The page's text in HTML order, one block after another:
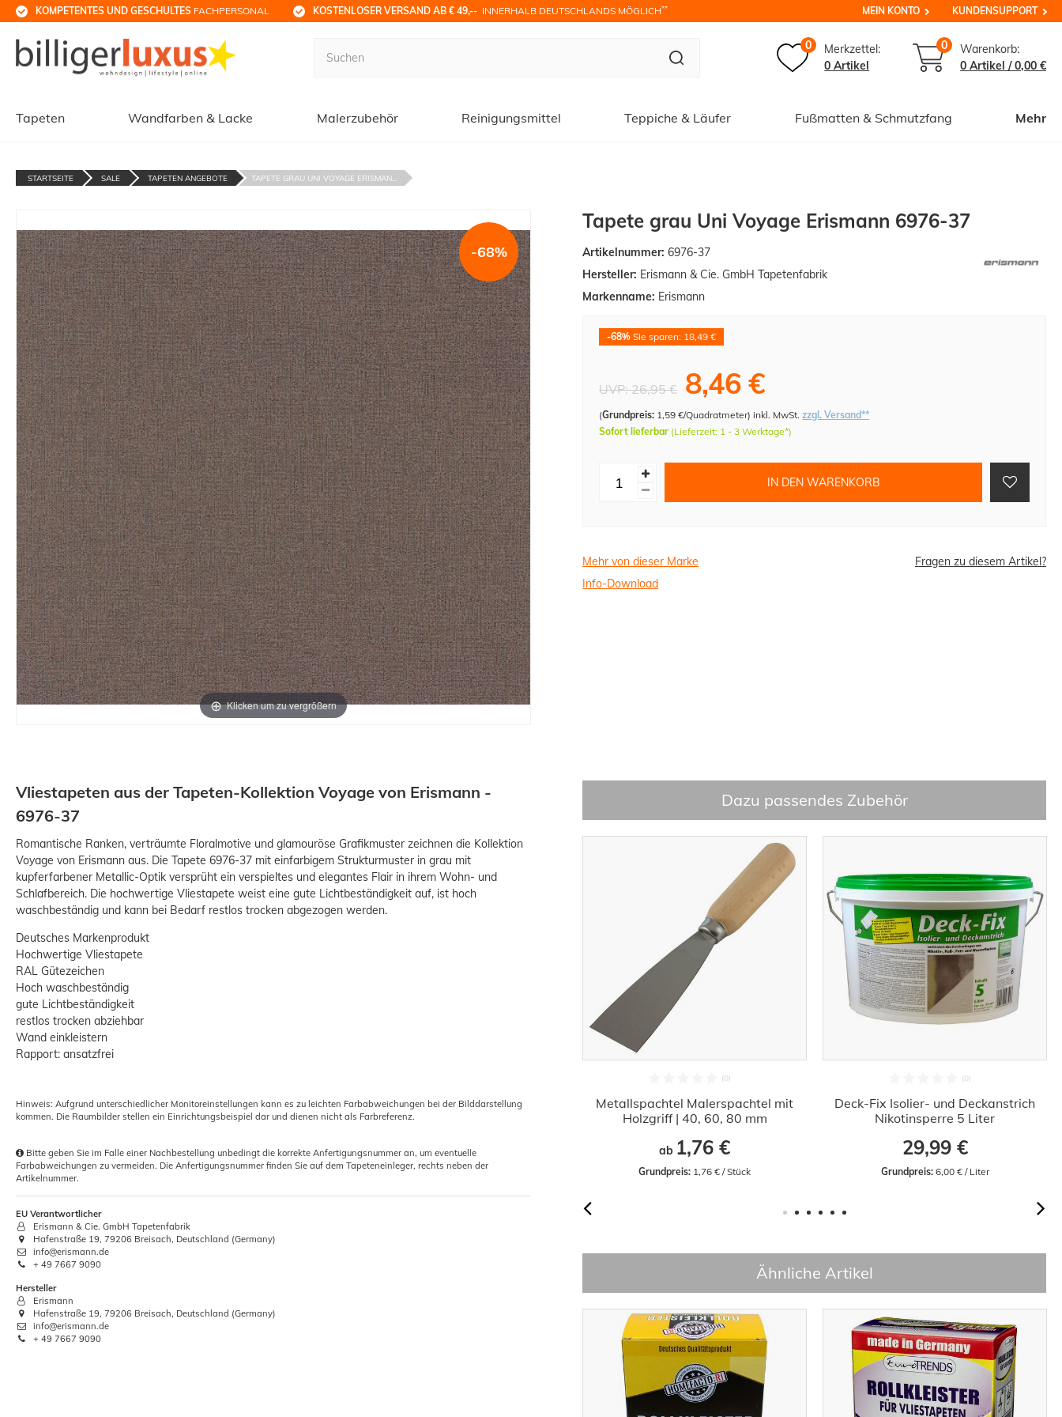
KOMPETENTES UND GESCHULTES FACHPERSONAL KOSTENLOSER VERSAND AB € 49,-- INNERHALB DEUTSCHLANDS MÖGLICH** MEIN KONTO KUNDENSUPPORT
0
Merkzettel:
0 Artikel
0
Warenkorb:
0 Artikel /0,00 €
Tapeten Wandfarben & Lacke Malerzubehör Reinigungsmittel Teppiche & Läufer Fußmatten & Schmutzfang Mehr
STARTSEITE SALE TAPETEN ANGEBOTE TAPETE GRAU UNI VOYAGE ERISMAN...
Klicken um zu vergrößern
-68%
Tapete grau Uni Voyage Erismann 6976-37
Artikelnummer: 6976-37
Hersteller: Erismann & Cie. GmbH Tapetenfabrik
Markenname: Erismann
-68% Sie sparen: 18,49 €
UVP:26,95 € 8,46 €
(Grundpreis: 1,59 €/Quadratmeter)inkl. MwSt.zzgl. Versand**
Sofort lieferbar (Lieferzeit: 1 - 3 Werktage*)
IN DEN WARENKORB
Mehr von dieser Marke
Fragen zu diesem Artikel?
Info-Download
Vliestapeten aus der Tapeten-Kollektion Voyage von Erismann -
6976-37
Romantische Ranken, verträumte Floralmotive und glamouröse Grafikmuster zeichnen die Kollektion
Voyage von Erismann aus. Die Tapete 6976-37 mit einfarbigem Strukturmuster in grau mit
kupferfarbener Metallic-Optik versprüht ein verspieltes und elegantes Flair in ihrem Wohn- und
Schlafbereich. Die hochwertige Vliestapete weist eine gute Lichtbeständigkeit auf, ist hoch
waschbeständig und kann bei Bedarf restlos trocken abgezogen werden.
Deutsches Markenprodukt
Hochwertige Vliestapete
RAL Gütezeichen
Hoch waschbeständig
gute Lichtbeständigkeit
restlos trocken abziehbar
Wand einkleistern
Rapport: ansatzfrei
Hinweis: Aufgrund unterschiedlicher Monitoreinstellungen kann es zu leichten Farbabweichungen bei der Bilddarstellung
kommen. Die Raumbilder stellen ein Einrichtungsbeispiel dar und dienen nicht als Farbreferenz.
Bitte geben Sie im Falle einer Nachbestellung unbedingt die korrekte Anfertigungsnummer an, um eventuelle
Farbabweichungen zu vermeiden. Die Anfertigungsnummer finden Sie auf dem Tapeteneinleger, rechts neben der
Artikelnummer.
EU Verantwortlicher
Erismann & Cie. GmbH Tapetenfabrik
Hafenstraße 19, 79206 Breisach, Deutschland (Germany)
info@erismann.de
+ 49 7667 9090
Hersteller
Erismann
Hafenstraße 19, 79206 Breisach, Deutschland (Germany)
info@erismann.de
+ 49 7667 9090
Dazu passendes Zubehör
Zollstock Gliedermaßstab Meterstab
200cm
2,88 €
Grundpreis: 2,88 € / Stück
Abdeckfolie Renovierplane 4x5m
ab 0,98 €
Grundpreis: 0,05 € / Quadratmeter
Metallspachtel Malerspachtel mit
Holzgriff | 40, 60, 80 mm
ab 1,76 €
Grundpreis: 1,76 € / Stück
Deck-Fix Isolier- und Deckanstrich
Nikotinsperre 5 Liter
29,99 €
Grundpreis: 6,00 € / Liter
Ähnliche Artikel